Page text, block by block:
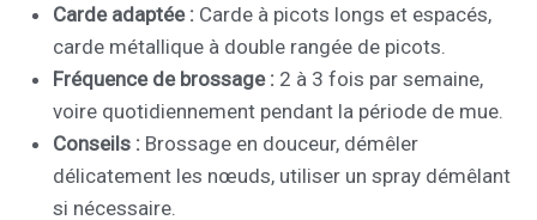
Carde adaptée : Carde à picots longs et espacés,
carde métallique à double rangée de picots.
Fréquence de brossage : 2 à 3 fois par semaine,
voire quotidiennement pendant la période de mue.
Conseils : Brossage en douceur, démêler
délicatement les nœuds, utiliser un spray démêlant
si nécessaire.